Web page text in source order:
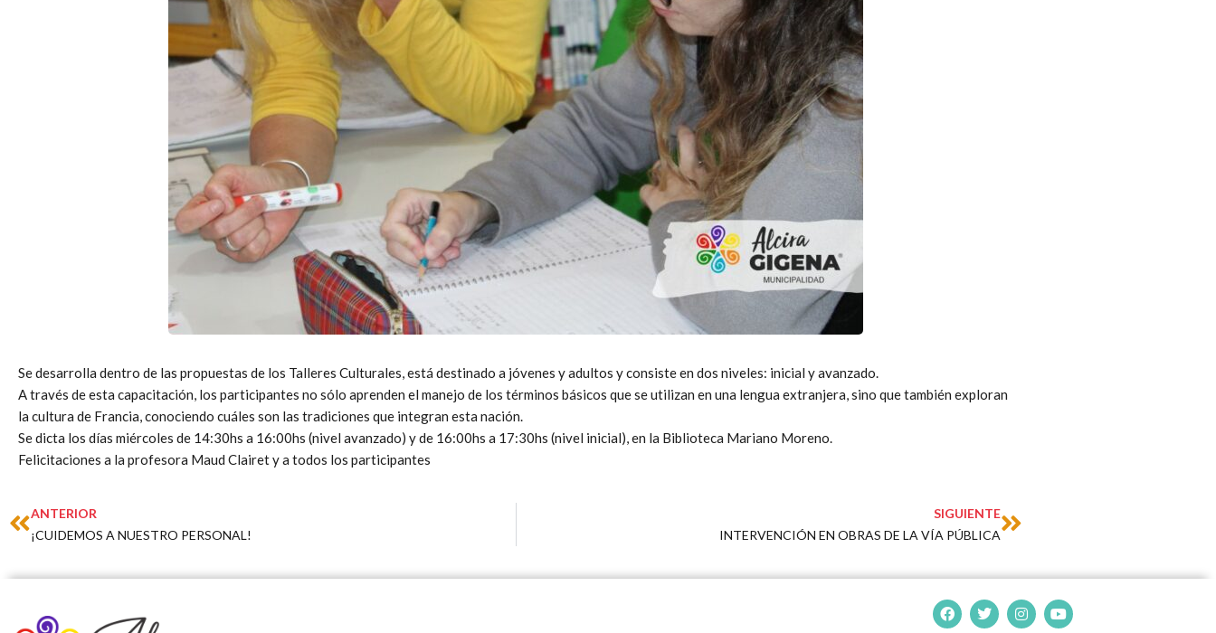
Se desarrolla dentro de las propuestas de los Talleres Culturales, está destinado a jóvenes y adultos y consiste en dos niveles: inicial y avanzado.
A través de esta capacitación, los participantes no sólo aprenden el manejo de los términos básicos que se utilizan en una lengua extranjera, sino que también exploran
la cultura de Francia, conociendo cuáles son las tradiciones que integran esta nación.
Se dicta los días miércoles de 14:30hs a 16:00hs (nivel avanzado) y de 16:00hs a 17:30hs (nivel inicial), en la Biblioteca Mariano Moreno.
Felicitaciones a la profesora Maud Clairet y a todos los participantes
Prev
ANTERIOR
¡CUIDEMOS A NUESTRO PERSONAL!
SIGUIENTE
INTERVENCIÓN EN OBRAS DE LA VÍA PÚBLICA
Next
F
a
T
w
I
n
Y
o